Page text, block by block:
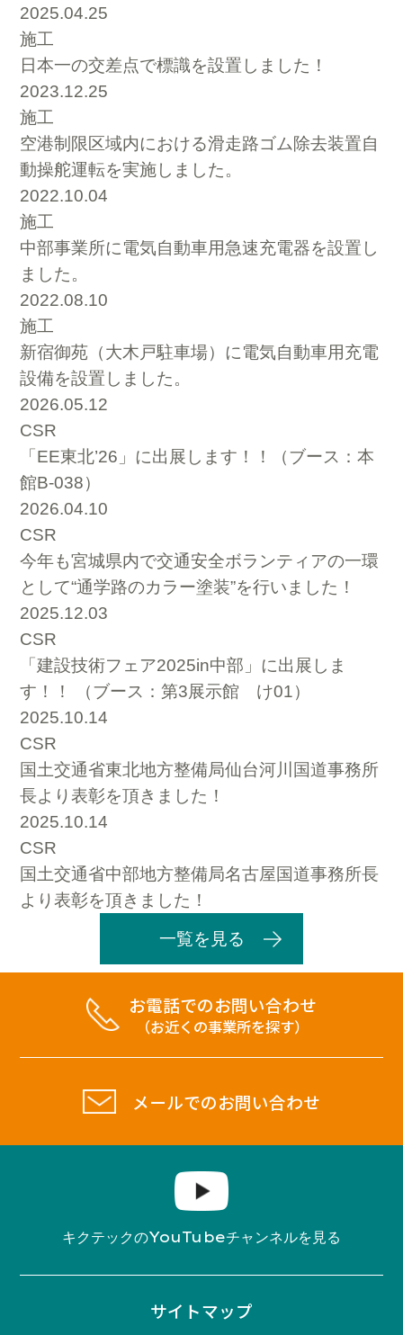
2025.04.25
施工
日本一の交差点で標識を設置しました！
2023.12.25
施工
空港制限区域内における滑走路ゴム除去装置自
動操舵運転を実施しました。
2022.10.04
施工
中部事業所に電気自動車用急速充電器を設置し
ました。
2022.08.10
施工
新宿御苑（大木戸駐車場）に電気自動車用充電
設備を設置しました。
2026.05.12
CSR
「EE東北’26」に出展します！！（ブース：本
館B-038）
2026.04.10
CSR
今年も宮城県内で交通安全ボランティアの一環
として“通学路のカラー塗装”を行いました！
2025.12.03
CSR
「建設技術フェア2025in中部」に出展しま
す！！ （ブース：第3展示館 け01）
2025.10.14
CSR
国土交通省東北地方整備局仙台河川国道事務所
長より表彰を頂きました！
2025.10.14
CSR
国土交通省中部地方整備局名古屋国道事務所長
より表彰を頂きました！
一覧を見る
お電話でのお問い合わせ
（お近くの事業所を探す）
メールでのお問い合わせ
キクテックのYouTubeチャンネルを見る
サイトマップ